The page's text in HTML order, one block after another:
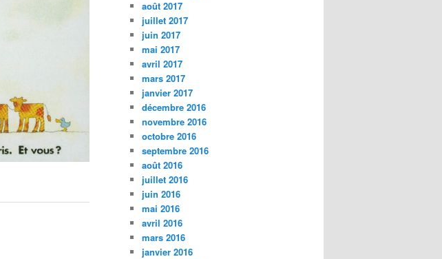
août 2017
juillet 2017
juin 2017
mai 2017
avril 2017
mars 2017
janvier 2017
décembre 2016
novembre 2016
octobre 2016
septembre 2016
août 2016
juillet 2016
juin 2016
mai 2016
avril 2016
mars 2016
janvier 2016